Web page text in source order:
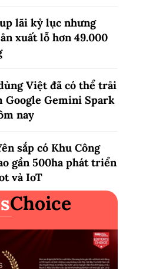
lãi kỷ lục nhưng
xuất lỗ hơn 49.000
Việt đã có thể trải
Google Gemini Spark
nay
sắp có Khu Công
gần 500ha phát triển
và IoT
Choice